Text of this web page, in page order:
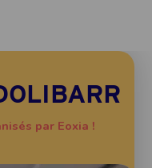
par Eoxia !